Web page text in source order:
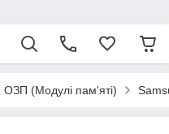
ОЗП (Модулі пам'яті)